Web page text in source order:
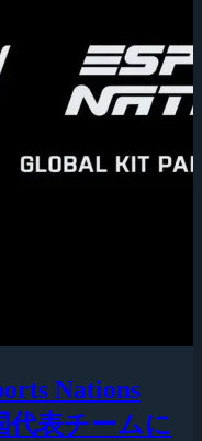
Nations
代表チームに